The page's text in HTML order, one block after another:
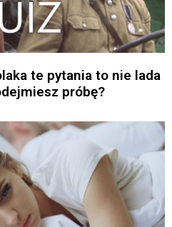
te pytania to nie lada
próbę?